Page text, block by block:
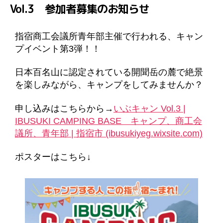
リ
ー
Vol.3 参加者募集のお知らせ
指宿商工会議所青年部主催で行われる、キャン
プイベント第3弾！！
日本百名山に認定されている開聞岳の麓で絶景
を楽しみながら、キャンプをしてみませんか？
申し込みはこちらから→ いぶキャン Vol.3 |
IBUSUKI CAMPING BASE キャンプ、商工会
議所、青年部 | 指宿市 (ibusukiyeg.wixsite.com)
ポスターはこちら↓